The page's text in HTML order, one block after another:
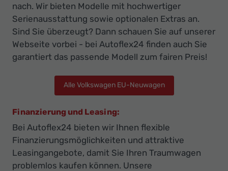
nach. Wir bieten Modelle mit hochwertiger
Serienausstattung sowie optionalen Extras an.
Sind Sie überzeugt? Dann schauen Sie auf unserer
Webseite vorbei - bei Autoflex24 finden auch Sie
garantiert das passende Modell zum fairen Preis!
Alle Volkswagen EU-Neuwagen
Finanzierung und Leasing:
Bei Autoflex24 bieten wir Ihnen flexible
Finanzierungsmöglichkeiten und attraktive
Leasingangebote, damit Sie Ihren Traumwagen
problemlos kaufen können. Unsere